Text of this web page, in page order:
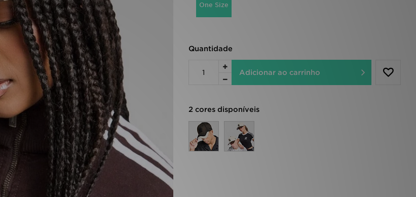
One Size
Quantidade
Adicionar ao carrinho
2 cores disponíveis